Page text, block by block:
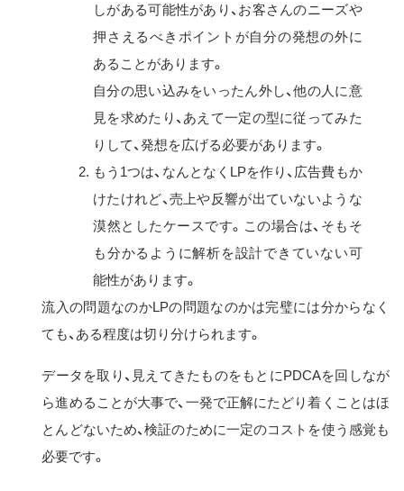
しがある可能性があり、お客さんのニーズや
押さえるべきポイントが自分の発想の外に
あることがあります。
自分の思い込みをいったん外し、他の人に意
見を求めたり、あえて一定の型に従ってみた
りして、発想を広げる必要があります。
もう1つは、なんとなくLPを作り、広告費もか
けたけれど、売上や反響が出ていないような
漠然としたケースです。この場合は、そもそ
も分かるように解析を設計できていない可
能性があります。
流入の問題なのかLPの問題なのかは完璧には分からなく
ても、ある程度は切り分けられます。
データを取り、見えてきたものをもとにPDCAを回しなが
ら進めることが大事で、一発で正解にたどり着くことはほ
とんどないため、検証のために一定のコストを使う感覚も
必要です。